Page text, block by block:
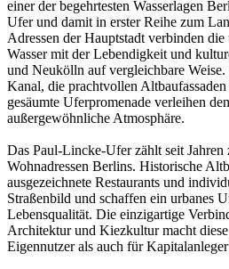
einer der begehrtesten Wasserlagen
Ufer und damit in erster Reihe zum
Adressen der Hauptstadt verbinden
Wasser mit der Lebendigkeit und
und Neukölln auf vergleichbare
Kanal, die prachtvollen
gesäumte Uferpromenade verleihen
außergewöhnliche Atmosphäre.
Das Paul-Lincke-Ufer zählt seit Jahren
Wohnadressen Berlins. Historische
ausgezeichnete Restaurants und
Straßenbild und schaffen ein urbanes
Lebensqualität. Die einzigartige
Architektur und Kiezkultur macht
Eigennutzer als auch für